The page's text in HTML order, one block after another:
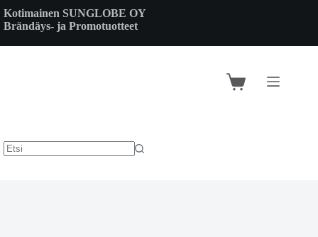
to
content
Kotimainen SUNGLOBE OY
Brändäys- ja Promotuotteet
Shopping